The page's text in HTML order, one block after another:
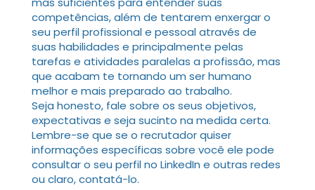
competências, além de tentarem enxergar o
seu perfil profissional e pessoal através de
suas habilidades e principalmente pelas
tarefas e atividades paralelas a profissão, mas
que acabam te tornando um ser humano
melhor e mais preparado ao trabalho.
Seja honesto, fale sobre os seus objetivos,
expectativas e seja sucinto na medida certa.
Lembre-se que se o recrutador quiser
informações específicas sobre você ele pode
consultar o seu perfil no LinkedIn e outras redes
ou claro, contatá-lo.